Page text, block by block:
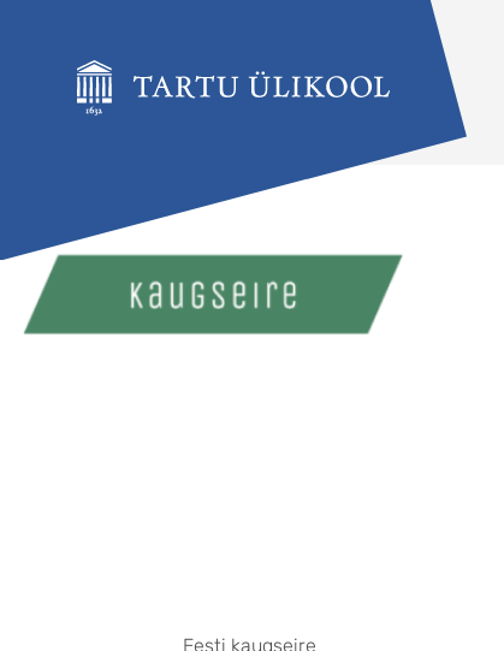
Eesti kaugseire